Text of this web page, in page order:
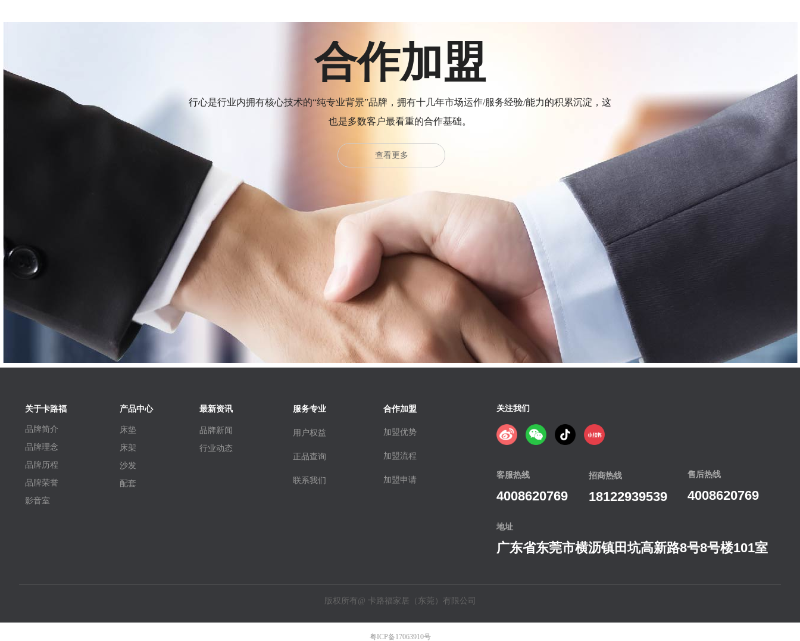
合作加盟
行心是行业内拥有核心技术的“纯专业背景”品牌，拥有十几年市场运作/服务经验/能力的积累沉淀，这
也是多数客户最看重的合作基础。
查看更多
关于卡路福
品牌简介
品牌理念
品牌历程
品牌荣誉
影音室
产品中心
床垫
床架
沙发
配套
最新资讯
品牌新闻
行业动态
服务专业
用户权益
正品查询
联系我们
合作加盟
加盟优势
加盟流程
加盟申请
版权所有@ 卡路福家居（东莞）有限公司
关注我们
客服热线
4008620769
招商热线
18122939539
地址
广东省东莞市横沥镇田坑高新路8号8号楼101室
售后热线
4008620769
粤ICP备17063910号